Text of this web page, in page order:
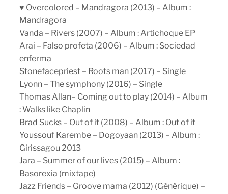
♥ Overcolored – Mandragora (2013) – Album :
Mandragora
Vanda – Rivers (2007) – Album : Artichoque EP
Arai – Falso profeta (2006) – Album : Sociedad
enferma
Stonefacepriest – Roots man (2017) – Single
Lyonn – The symphony (2016) – Single
Thomas Allan– Coming out to play (2014) – Album
: Walks like Chaplin
Brad Sucks – Out of it (2008) – Album : Out of it
Youssouf Karembe – Dogoyaan (2013) – Album :
Girissagou 2013
Jara – Summer of our lives (2015) – Album :
Basorexia (mixtape)
Jazz Friends – Groove mama (2012) (Générique) –